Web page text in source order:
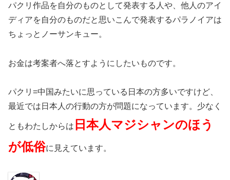
パクリ作品を自分のものとして発表する人や、他人のアイ
ディアを自分のものだと思いこんで発表するパラノイアは
ちょっとノーサンキュー。
お金は考案者へ落とすようにしたいものです。
パクリ=中国みたいに思っている日本の方多いですけど、
最近では日本人の行動の方が問題になっています。少なく
ともわたしからは 日本人マジシャンのほう
が低俗に見えています。